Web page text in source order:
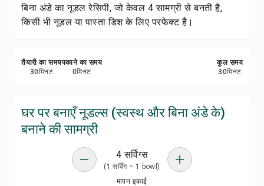
बिना अंडे का नूडल रेसिपी, जो केवल 4 सामग्री से बनती है,
किसी भी नूडल या पास्ता डिश के लिए परफेक्ट है।
तैयारी का समय
30मिनट
पकाने का समय
0मिनट
कुल समय
30मिनट
घर पर बनाएँ नूडल्स (स्वस्थ और बिना अंडे के)
बनाने की सामग्री
4 सर्विंग्स
(1 सर्विंग = 1 bowl)
मापन इकाई